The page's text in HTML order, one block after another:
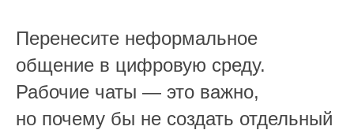
Перенесите неформальное
общение в цифровую среду.
Рабочие чаты — это важно,
но почему бы не создать отдельный